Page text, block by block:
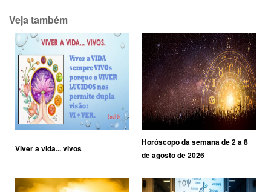
Veja também
Viver a vida... vivos
Horóscopo da semana de 2 a 8
de agosto de 2026